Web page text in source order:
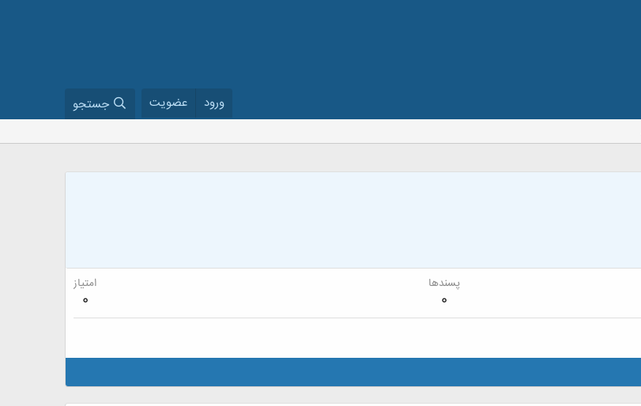
ورود عضویت جستجو
پسندها
0
امتیاز
0